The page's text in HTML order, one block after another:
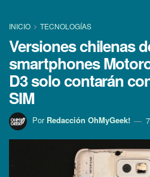
INICIO TECNOLOGÍ­AS
Versiones chilenas
smartphones
D3 solo contarán
SIM
Por Redacción OhMyGeek!